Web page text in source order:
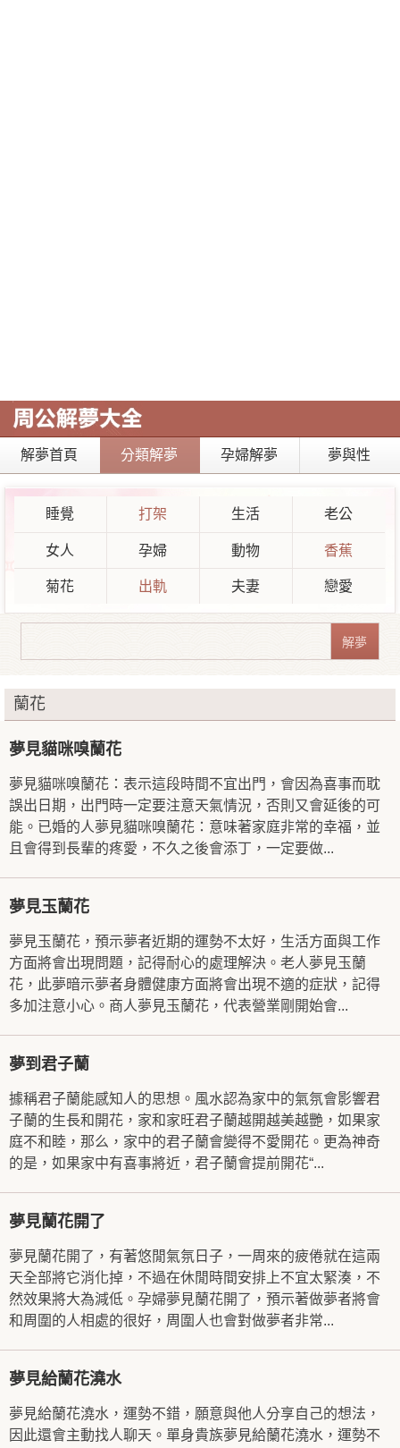
解夢首頁 分類解夢 孕婦解夢 夢與性
睡覺 打架 生活 老公
女人 孕婦 動物 香蕉
菊花 出軌 夫妻 戀愛
蘭花
夢見貓咪嗅蘭花
夢見貓咪嗅蘭花：表示這段時間不宜出門，會因為喜事而耽
誤出日期，出門時一定要注意天氣情況，否則又會延後的可
能。已婚的人夢見貓咪嗅蘭花：意味著家庭非常的幸福，並
且會得到長輩的疼愛，不久之後會添丁，一定要做...
夢見玉蘭花
夢見玉蘭花，預示夢者近期的運勢不太好，生活方面與工作
方面將會出現問題，記得耐心的處理解決。老人夢見玉蘭
花，此夢暗示夢者身體健康方面將會出現不適的症狀，記得
多加注意小心。商人夢見玉蘭花，代表營業剛開始會...
夢到君子蘭
據稱君子蘭能感知人的思想。風水認為家中的氣氛會影響君
子蘭的生長和開花，家和家旺君子蘭越開越美越艷，如果家
庭不和睦，那么，家中的君子蘭會變得不愛開花。更為神奇
的是，如果家中有喜事將近，君子蘭會提前開花“...
夢見蘭花開了
夢見蘭花開了，有著悠閒氣氛日子，一周來的疲倦就在這兩
天全部將它消化掉，不過在休閒時間安排上不宜太緊湊，不
然效果將大為減低。孕婦夢見蘭花開了，預示著做夢者將會
和周圍的人相處的很好，周圍人也會對做夢者非常...
夢見給蘭花澆水
夢見給蘭花澆水，運勢不錯，願意與他人分享自己的想法，
因此還會主動找人聊天。單身貴族夢見給蘭花澆水，運勢不